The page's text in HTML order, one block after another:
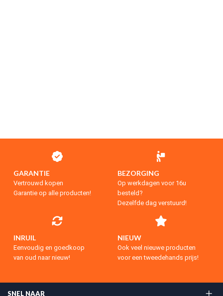
GARANTIE
Vertrouwd kopen
Garantie op alle producten!
BEZORGING
Op werkdagen voor 16u
besteld?
Dezelfde dag verstuurd!
INRUIL
Eenvoudig en goedkoop
van oud naar nieuw!
NIEUW
Ook veel nieuwe producten
voor een tweedehands prijs!
SNEL NAAR